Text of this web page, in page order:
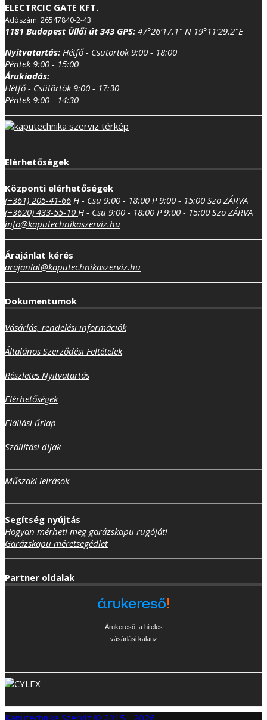
ELECTRCIC GATE KFT.
Adószám: 26547840-2-43
1181 Budapest Üllői út 343 GPS: 47°26’17.1″ N 19°11’29.2″E
Nyitvatartás: Hétfő - Csütörtök 9:00 - 18:00
Péntek 9:00 - 15:00
Árukiadás:
Hétfő - Csütörtök 9:00 - 17:30
Péntek 9:00 - 14:30
Elérhetőségek
Központi elérhetőségek
(+361) 205-41-66 H - Csü 9:00 - 18:00 P 9:00 - 15:00 Szo ZÁRVA
(+3620) 433-55-10 H - Csü 9:00 - 18:00 P 9:00 - 15:00 Szo ZÁRVA
info@kaputechnikaszerviz.hu
Árajánlat kérés
arajanlat@kaputechnikaszerviz.hu
Dokumentumok
Vásárlás, rendelési információk
Általános Szerződési Feltételek
Részletes Nyitvatartás
Elérhetőségek
Elállási űrlap
Szállítási díjak
Műszaki leírások
Segítség nyújtás
Hogyan mérheti meg garázskapu rugóját!
Garázskapu méretsegédlet
Partner oldalak
Árukereső, a hiteles
vásárlási kalauz
Kaputechnika Szerviz © 2015 - 2026